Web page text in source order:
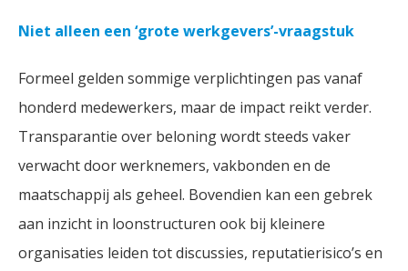
Niet alleen een ‘grote werkgevers’-vraagstuk
Formeel gelden sommige verplichtingen pas vanaf
honderd medewerkers, maar de impact reikt verder.
Transparantie over beloning wordt steeds vaker
verwacht door werknemers, vakbonden en de
maatschappij als geheel. Bovendien kan een gebrek
aan inzicht in loonstructuren ook bij kleinere
organisaties leiden tot discussies, reputatierisico’s en